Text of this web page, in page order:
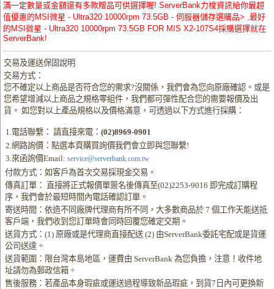
滿一定數量或金額還有多款贈品可供選擇喔! ServerBank力梭資訊給你最超
值優惠的MSI微星 - Ultra320 10000rpm 73.5GB - 伺服器儲存選購品> ,最好
的MSI微星 - Ultra320 10000rpm 73.5GB FOR MIS X2-107S4採購選擇就在
ServerBank!
交易及運送保固說明
交易方式：
您不確定以上商品是否符合您的需求?沒關係，我們會為您向原廠確認。或是
您希望增減以上商品之規格零組件，我們都可彈性配合您的需要報價及出
貨。 如您對以上產品規格以及價格滿意，可透過以下方式進行採購：
1.電話聯繫： 請直接來電：(02)8969-0901
2.網路詢價：點選本頁購買詢價我們會立即與您聯繫!
3.來函詢價Email: service@serverbank.com.tw
付款方式：如客戶為首次交易採現金交易。
傳真訂單： 直接將正式報價單簽名後傳真至(02)2253-9016 即完成訂購程
序，我們會於最短時間內電話確認訂單。
寄送時間：依造不同廠牌代理商有所不同，大多數商品於 7 個工作天能送抵
客戶端，我們收到您訂單時會同時回覆您確定交期。
送貨方式：(1) 原廠或是代理商直接配送 (2) 由ServerBank委託宅配或是貨運
公司送達。
送貨範圍：限台灣本島地區，運費由 ServerBank 為您負擔，注意！收件地
址請勿為郵政信箱。
售後服務：若產品本身瑕疵或運送過程導致新品瑕疵，到貨7日內可更換新